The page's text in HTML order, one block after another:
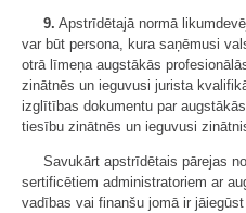
9. Apstrīdētajā normā
var būt persona, kura saņēmusi
otrā līmeņa augstākās
zinātnēs un ieguvusi jurista
izglītības dokumentu par
tiesību zinātnēs un ieguvusi
Savukārt apstrīdētais pārejas
sertificētiem administratoriem ar
vadības vai finanšu jomā ir